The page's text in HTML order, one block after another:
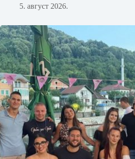
5. август 2026.